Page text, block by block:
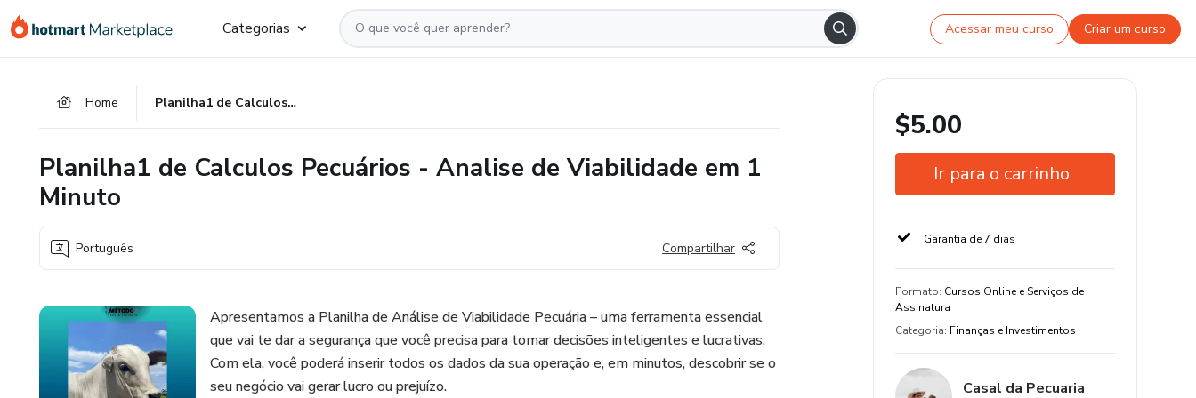
para
para
para
Categorias Acessar meu curso Criar um curso
Home Planilha1 de Calculos Pecuários - Analise de Viabilidade em 1 Minuto
Planilha1 de Calculos Pecuários - Analise de Viabilidade em 1
Minuto
Português Compartilhar
Apresentamos a Planilha de Análise de Viabilidade Pecuária – uma ferramenta essencial
que vai te dar a segurança que você precisa para tomar decisões inteligentes e lucrativas.
Com ela, você poderá inserir todos os dados da sua operação e, em minutos, descobrir se o
seu negócio vai gerar lucro ou prejuízo.
$5.00
Ir para o carrinho
Garantia de 7 dias
Formato: Cursos Online e Serviços de
Assinatura
Categoria: Finanças e Investimentos
Casal da Pecuaria